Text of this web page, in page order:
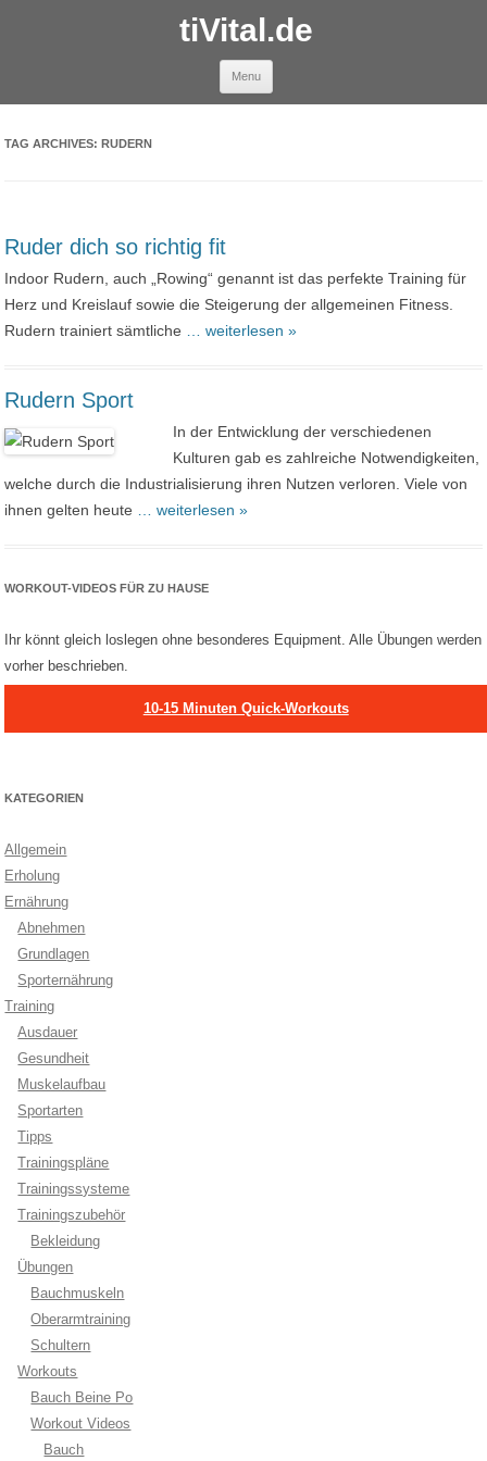
tiVital.de
Menu
TAG ARCHIVES:RUDERN
Ruder dich so richtig fit
Indoor Rudern, auch „Rowing“ genannt ist das perfekte Training für
Herz und Kreislauf sowie die Steigerung der allgemeinen Fitness.
Rudern trainiert sämtliche
… weiterlesen »
Rudern Sport
In der Entwicklung der verschiedenen
Kulturen gab es zahlreiche Notwendigkeiten,
welche durch die Industrialisierung ihren Nutzen verloren. Viele von
ihnen gelten heute
… weiterlesen »
WORKOUT-VIDEOS FÜR ZU HAUSE
Ihr könnt gleich loslegen ohne besonderes Equipment. Alle Übungen werden
vorher beschrieben.
10-15 Minuten Quick-Workouts
KATEGORIEN
Allgemein
Erholung
Ernährung
Abnehmen
Grundlagen
Sporternährung
Training
Ausdauer
Gesundheit
Muskelaufbau
Sportarten
Tipps
Trainingspläne
Trainingssysteme
Trainingszubehör
Bekleidung
Übungen
Bauchmuskeln
Oberarmtraining
Schultern
Workouts
Bauch Beine Po
Workout Videos
Bauch